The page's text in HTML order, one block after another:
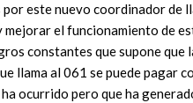
este nuevo coordinador de
mejorar el funcionamiento de
constantes que supone que
llama al 061 se puede pagar
ocurrido pero que ha